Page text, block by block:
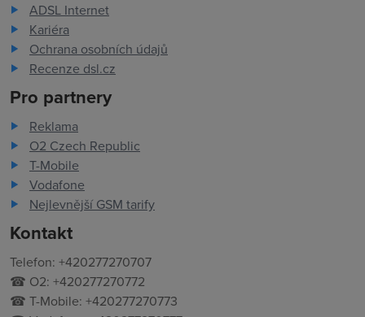
ADSL Internet
Kariéra
Ochrana osobních údajů
Recenze dsl.cz
Pro partnery
Reklama
O2 Czech Republic
T-Mobile
Vodafone
Nejlevnější GSM tarify
Kontakt
Telefon: +420277270707
☎ O2: +420277270772
☎ T-Mobile: +420277270773